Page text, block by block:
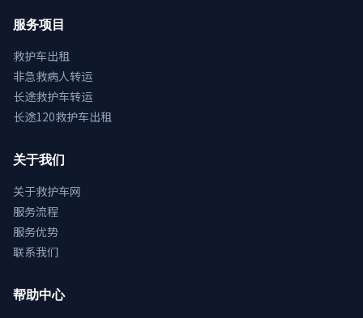
服务项目
救护车出租
非急救病人转运
长途救护车转运
长途120救护车出租
关于我们
关于救护车网
服务流程
服务优势
联系我们
帮助中心